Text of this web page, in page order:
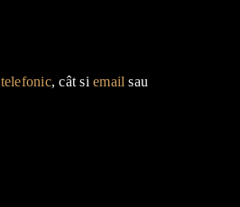
telefonic, cât siemail sau